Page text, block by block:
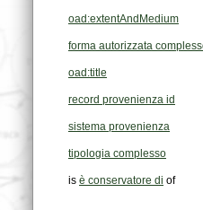
oad:extentAndMedium
forma autorizzata
oad:title
record provenienza id
sistema provenienza
tipologia complesso
is è conservatore di of